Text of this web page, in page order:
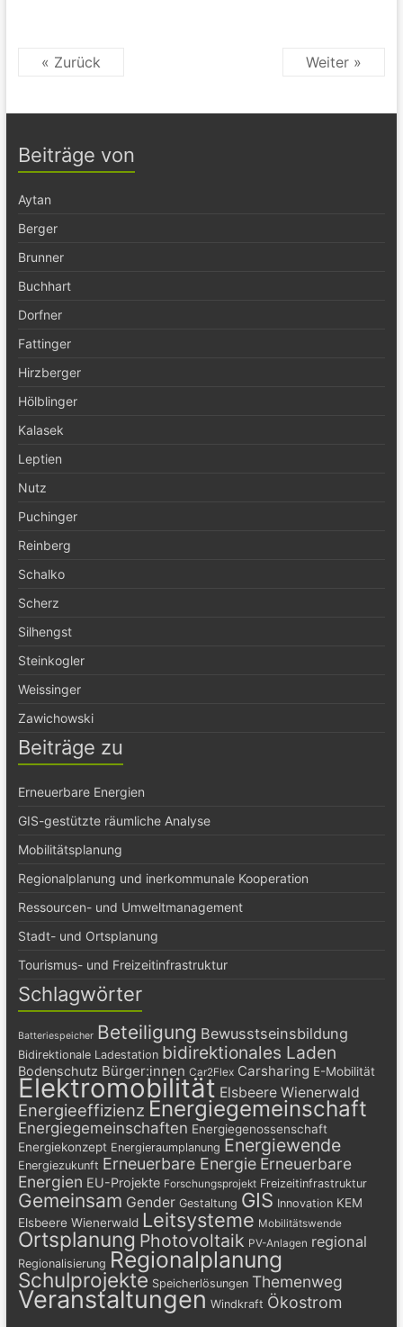
« Zurück Weiter »
Beiträge von
Aytan
Berger
Brunner
Buchhart
Dorfner
Fattinger
Hirzberger
Hölblinger
Kalasek
Leptien
Nutz
Puchinger
Reinberg
Schalko
Scherz
Silhengst
Steinkogler
Weissinger
Zawichowski
Beiträge zu
Erneuerbare Energien
GIS-gestützte räumliche Analyse
Mobilitätsplanung
Regionalplanung und inerkommunale Kooperation
Ressourcen- und Umweltmanagement
Stadt- und Ortsplanung
Tourismus- und Freizeitinfrastruktur
Schlagwörter
Batteriespeicher Beteiligung Bewusstseinsbildung
Bidirektionale Ladestation bidirektionales Laden
Bodenschutz Bürger:innen Car2Flex Carsharing E-Mobilität
Elektromobilität Elsbeere Wienerwald
Energieeffizienz Energiegemeinschaft
Energiegemeinschaften Energiegenossenschaft
Energiekonzept Energieraumplanung Energiewende
Energiezukunft Erneuerbare Energie Erneuerbare
Energien EU-Projekte Forschungsprojekt Freizeitinfrastruktur
Gemeinsam Gender Gestaltung GIS Innovation KEM
Elsbeere Wienerwald Leitsysteme Mobilitätswende
Ortsplanung Photovoltaik PV-Anlagen regional
Regionalisierung Regionalplanung
Schulprojekte Speicherlösungen Themenweg
Veranstaltungen Windkraft Ökostrom